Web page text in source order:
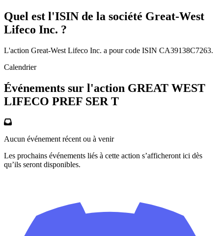
Quel est l'ISIN de la société Great-West
Lifeco Inc. ?
L'action Great-West Lifeco Inc. a pour code ISIN CA39138C7263.
Calendrier
Événements sur l'action GREAT WEST
LIFECO PREF SER T
Aucun événement récent ou à venir
Les prochains événements liés à cette action s’afficheront ici dès
qu’ils seront disponibles.